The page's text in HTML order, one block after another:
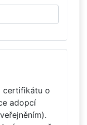
certifikátu o
adopcí